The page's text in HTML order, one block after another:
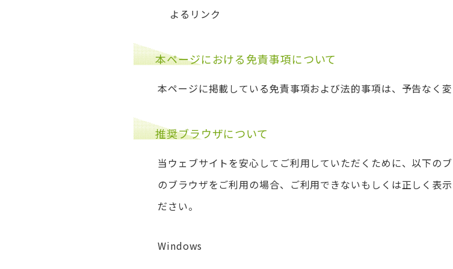
よるリンク
本ページにおける免責事項について
本ページに掲載している免責事項および法的事項は、予告なく
推奨ブラウザについて
当ウェブサイトを安心してご利用していただくために、以下の
のブラウザをご利用の場合、ご利用できないもしくは正しく表
ださい。
Windows